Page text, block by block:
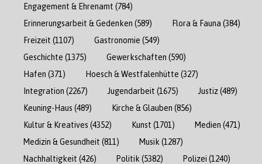
Engagement & Ehrenamt (784)
Erinnerungsarbeit & Gedenken (589) Flora & Fauna (384)
Freizeit (1107) Gastronomie (549)
Geschichte (1375) Gewerkschaften (590)
Hafen (371) Hoesch & Westfalenhütte (327)
Integration (2267) Jugendarbeit (1675) Justiz(489)
Keuning-Haus (489) Kirche & Glauben (856)
Kultur & Kreatives (4352) Kunst (1701) Medien (471)
Medizin & Gesundheit (811) Musik (1287)
Nachhaltigkeit (426) Politik (5382) Polizei (1240)